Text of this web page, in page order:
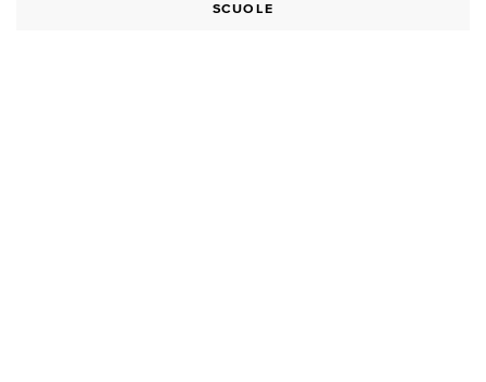
SCUOLE